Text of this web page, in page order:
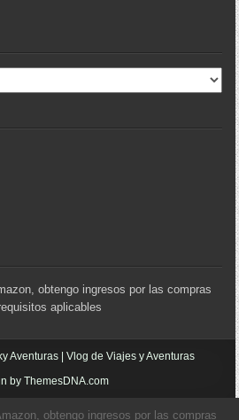
obtengo ingresos por las compras
aplicables
Aventuras | Vlog de Viajes y Aventuras
by ThemesDNA.com
obtengo ingresos por las compras